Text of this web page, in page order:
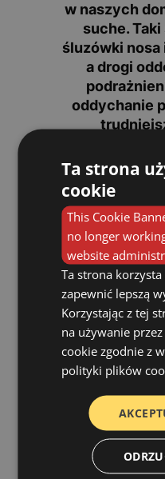
w naszych
suche.
śluzówki nosa
a drogi
oddychanie
właśnie
Jak
Nawilżacz
wodnej w
utrzymać
wilgotności
(najlepiej
Dzięki temu
gardła
się
Ta strona
cookie
This Cookie
no longer
website
Ta strona
zapewnić lepszą
Korzystając z tej
na używanie
cookie zgodnie z
polityki plików